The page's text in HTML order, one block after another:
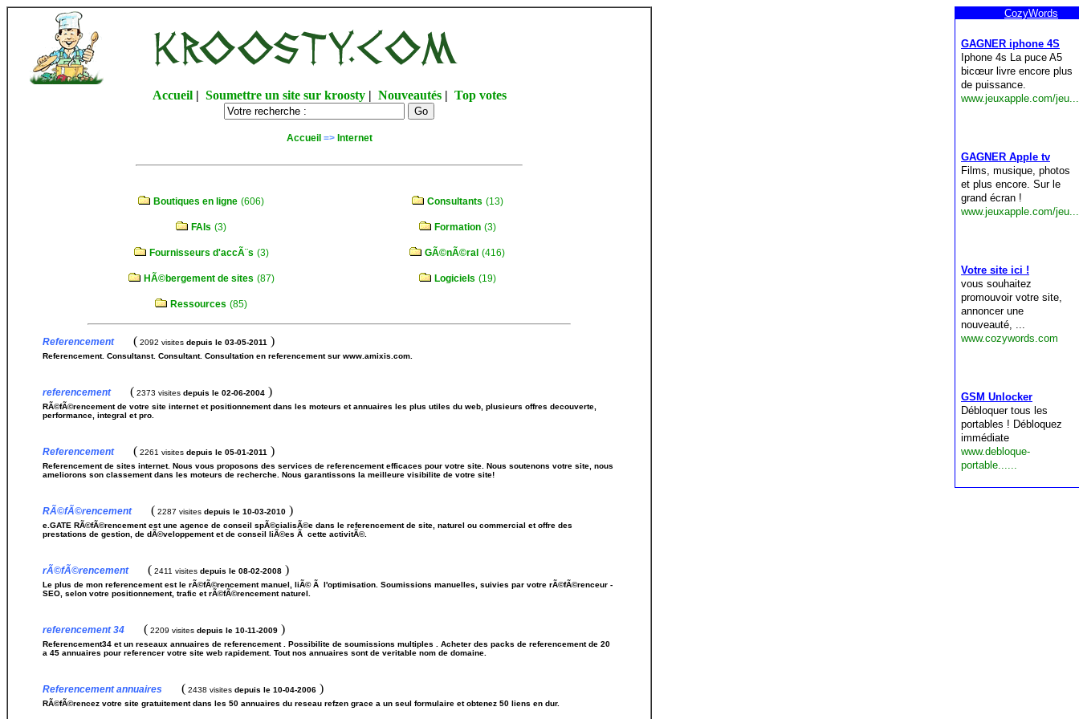
Accueil| Soumettre un site sur kroosty| Nouveautés| Top votes
Accueil => Internet
Boutiques en ligne (606) Consultants (13)
FAIs (3) Formation (3)
Fournisseurs d'accÃ¨s (3) GÃ©nÃ©ral (416)
HÃ©bergement de sites (87) Logiciels (19)
Ressources (85)
Referencement( 2092 visites depuis le 03-05-2011 )
Referencement. Consultanst. Consultant. Consultation en referencement sur www.amixis.com.
referencement( 2373 visites depuis le 02-06-2004 )
RÃ©fÃ©rencement de votre site internet et positionnement dans les moteurs et annuaires les plus utiles du web, plusieurs offres decouverte,
performance, integral et pro.
Referencement( 2261 visites depuis le 05-01-2011 )
Referencement de sites internet. Nous vous proposons des services de referencement efficaces pour votre site. Nous soutenons votre site, nous
ameliorons son classement dans les moteurs de recherche. Nous garantissons la meilleure visibilite de votre site!
RÃ©fÃ©rencement( 2287 visites depuis le 10-03-2010 )
e.GATE RÃ©fÃ©rencement est une agence de conseil spÃ©cialisÃ©e dans le referencement de site, naturel ou commercial et offre des
prestations de gestion, de dÃ©veloppement et de conseil liÃ©es Ã cette activitÃ©.
rÃ©fÃ©rencement( 2411 visites depuis le 08-02-2008 )
Le plus de mon referencement est le rÃ©fÃ©rencement manuel, liÃ© Ã l'optimisation. Soumissions manuelles, suivies par votre rÃ©fÃ©renceur -
SEO, selon votre positionnement, trafic et rÃ©fÃ©rencement naturel.
referencement 34 ( 2209 visites depuis le 10-11-2009 )
Referencement34 et un reseaux annuaires de referencement . Possibilite de soumissions multiples . Acheter des packs de referencement de 20
a 45 annuaires pour referencer votre site web rapidement. Tout nos annuaires sont de veritable nom de domaine.
Referencement annuaires ( 2438 visites depuis le 10-04-2006 )
RÃ©fÃ©rencez votre site gratuitement dans les 50 annuaires du reseau refzen grace a un seul formulaire et obtenez 50 liens en dur.